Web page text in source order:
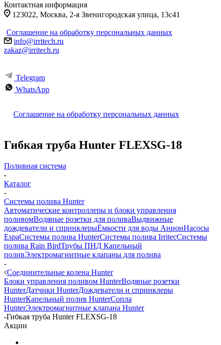
Контактная информация
123022, Москва, 2-я Звенигородская улица, 13с41
Соглашение на обработку персональных данных
info@irritech.ru
zakaz@irritech.ru
Telegram
WhatsApp
Соглашение на обработку персональных данных
Гибкая труба Hunter FLEXSG-18
Поливная система
-
Каталог
-
Системы полива Hunter
Автоматические контроллеры и блоки управления
поливомВодяные розетки для поливаВыдвижные
дождеватели и спринклерыЁмкости для воды АнионНасосы
EspaСистемы полива HunterСистемы полива IrritecСистемы
полива Rain BirdТрубы ПНД Капельный
поливЭлектромагнитные клапаны для полива
-
Соединительные колена Hunter
Блоки управления поливом HunterВодяные розетки
HunterДатчики HunterДождеватели и спринклеры
HunterКапельный полив HunterСопла
HunterЭлектромагнитные клапана Hunter
-Гибкая труба Hunter FLEXSG-18
Акции